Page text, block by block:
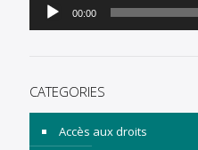
00:00
CATEGORIES
Accès aux droits